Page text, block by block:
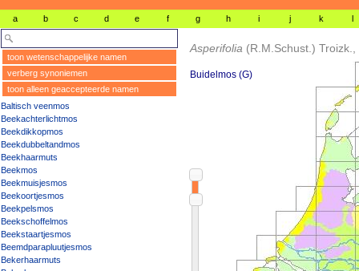
a b c d e f g h i j k l
toon wetenschappelijke namen
verberg synoniemen
toon alleen geaccepteerde namen
Baltisch veenmos
Beekachterlichtmos
Beekdikkopmos
Beekdubbeltandmos
Beekhaarmuts
Beekmos
Beekmuisjesmos
Beekoortjesmos
Beekpelsmos
Beekschoffelmos
Beekstaartjesmos
Beemdparapluutjesmos
Bekerhaarmuts
Asperifolia (R.M.Schust.)
Buidelmos (G)